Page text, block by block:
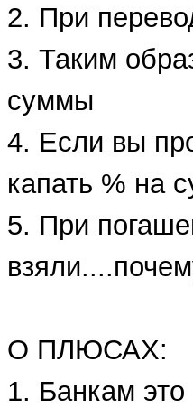
2. При
3. Таким
суммы
4. Если вы
капать % на
5. При
О ПЛЮСАХ:
1. Банкам это